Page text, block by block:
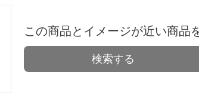
この商品とイメージが近い商品
検索する